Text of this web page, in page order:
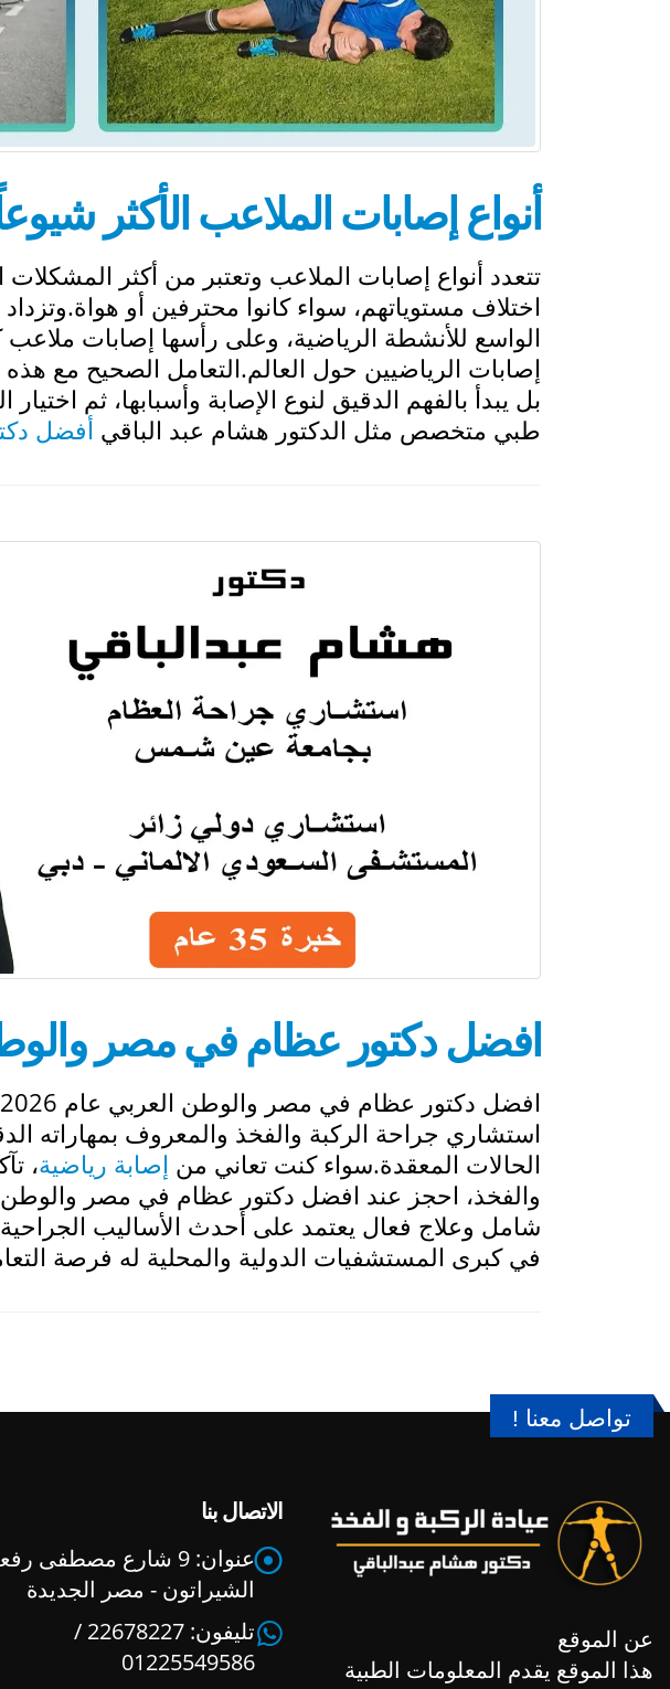
أنواع إصابات الملاعب الأكثر
تتعدد أنواع إصابات الملاعب وتعتبر من أكثر
اختلاف مستوياتهم، سواء كانوا محترفين أو
الواسع للأنشطة الرياضية، وعلى رأسها إصابات ملاعب
إصابات الرياضيين حول العالم.التعامل الصحيح مع
بل يبدأ بالفهم الدقيق لنوع الإصابة وأسبابها، ثم
طبي متخصص مثل الدكتور هشام عبد الباقي أفضل
افضل دكتور عظام في مصر والوطن
استشاري جراحة الركبة والفخذ والمعروف بمهاراته
الحالات المعقدة.سواء كنت تعاني من إصابة رياضية،
والفخذ، احجز عند افضل دكتور عظام في مصر
شامل وعلاج فعال يعتمد على أحدث الأساليب
في كبرى المستشفيات الدولية والمحلية له فرصة
تواصل معنا !
عن الموقع
هذا الموقع يقدم المعلومات الطبية
الاتصال بنا
عنوان:
9 شارع مصطفى
الشيراتون - مصر الجديدة
تليفون:
22678227 /
01225549586